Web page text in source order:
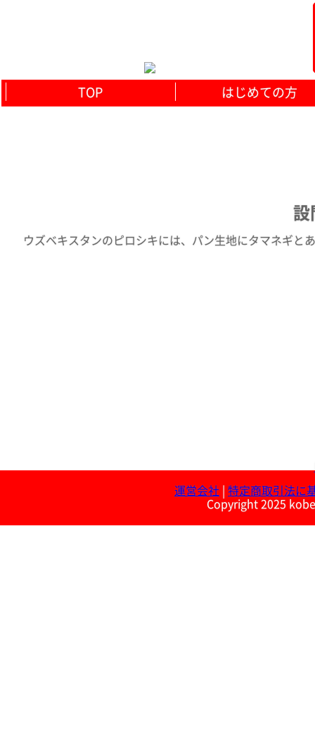
TOP はじめての方
設
ウズベキスタンのピロシキには、パン生地にタマネギと
運営会社
特定商取引法に
Copyright 2025